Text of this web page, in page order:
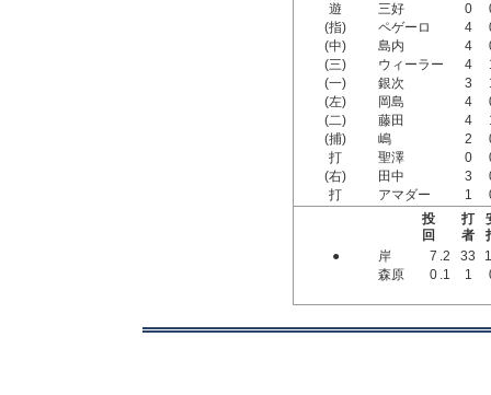
遊
三好 0
(指)
ペゲーロ 4
(中)
島内 4
(三)
ウィーラー 4
(一)
銀次 3
(左)
岡島 4
(二)
藤田 4
(捕)
嶋 2
打
聖澤 0
(右)
田中 3
打
アマダー 1
投
回
打
者
●
岸 7 .2 33
森原
0 .1 1